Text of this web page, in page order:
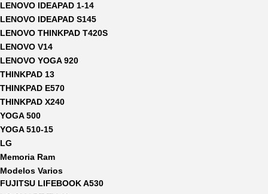
LENOVO IDEAPAD 1-14
LENOVO IDEAPAD S145
LENOVO THINKPAD T420S
LENOVO V14
LENOVO YOGA 920
THINKPAD 13
THINKPAD E570
THINKPAD X240
YOGA 500
YOGA 510-15
LG
Memoria Ram
Modelos Varios
FUJITSU LIFEBOOK A530